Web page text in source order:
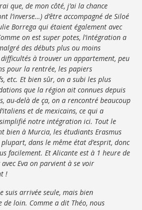
que, de mon côté, j’ai la chance
l’inverse…) d’être accompagné de Siloé
Borrega qui étaient également avec
on est super potes, l’intégration a
des débuts plus ou moins
à trouver un appartement, peu
pour la rentrée, les papiers
etc. Et bien sûr, on a subi les plus
que la région ait connues depuis
au-delà de ça, on a rencontré beaucoup
et de mexicains, ce qui a
notre intégration ici. Tout le
bien à Murcia, les étudiants Erasmus
dans le même état d’esprit, donc
facilement. Et Alicante est à 1 heure de
Eva on parvient à se voir
!
suis arrivée seule, mais bien
de loin. Comme a dit Théo, nous